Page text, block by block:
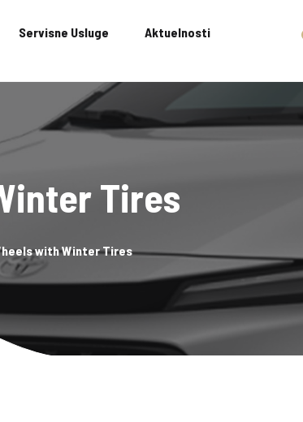
Servisne Usluge
Aktuelnosti
Tires
with Winter Tires